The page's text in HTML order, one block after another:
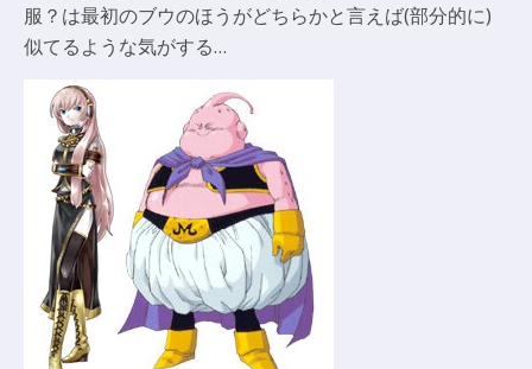
服？は最初のブウのほうがどちらかと言えば(部分的に)
似てるような気がする…